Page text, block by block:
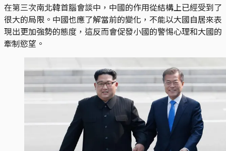
在第三次南北韓首腦會談中，中國的作用從結構上已經受到了
很大的局限。中國也應了解當前的變化，不能以大國自居來表
現出更加強勢的態度，這反而會促發小國的警惕心理和大國的
牽制慾望。